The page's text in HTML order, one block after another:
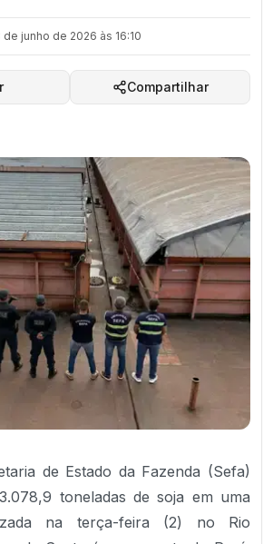
de junho de 2026 às 16:10
Compartilhar
de Estado da Fazenda (Sefa)
toneladas de soja em uma
na terça-feira (2) no Rio